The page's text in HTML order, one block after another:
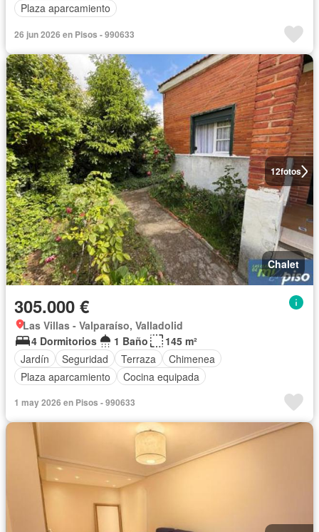
Plaza aparcamiento
26 jun 2026 en Pisos - 990633
12fotos
Chalet
305.000 €
Las Villas - Valparaíso, Valladolid
4 Dormitorios
1 Baño
145 m²
Jardín
Seguridad Terraza
Chimenea
Plaza aparcamiento
Cocina equipada
1 may 2026 en Pisos - 990633